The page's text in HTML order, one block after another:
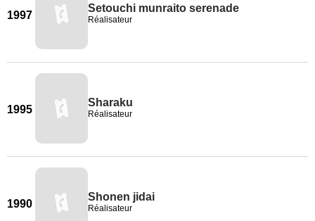
1997
Setouchi munraito serenade
Réalisateur
1995
Sharaku
Réalisateur
1990
Shonen jidai
Réalisateur